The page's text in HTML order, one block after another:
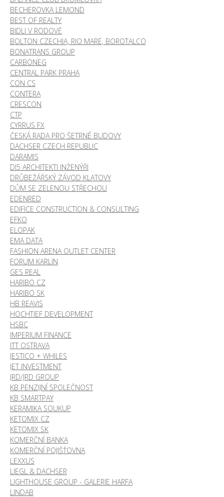
BECHEROVKA LEMOND
BEST OF REALTY
BIDLI V RODOVĚ
BOLTON CZECHIA, RIO MARE, BOROTALCO
BONATRANS GROUP
CARBONEG
CENTRAL PARK PRAHA
CON CS
CONTERA
CRESCON
CTP
CYRRUS FX
ČESKÁ RADA PRO ŠETRNÉ BUDOVY
DACHSER CZECH REPUBLIC
DARAMIS
DI5 ARCHITEKTI INŽENÝŘI
DRŮBEŽÁŘSKÝ ZÁVOD KLATOVY
DŮM SE ZELENOU STŘECHOU
EDENRED
EDIFICE CONSTRUCTION & CONSULTING
EFKO
ELOPAK
EMA DATA
FASHION ARENA OUTLET CENTER
FORUM KARLIN
GES REAL
HARIBO CZ
HARIBO SK
HB REAVIS
HOCHTIEF DEVELOPMENT
HSBC
IMPERIUM FINANCE
ITT OSTRAVA
JESTICO + WHILES
JET INVESTMENT
JRD/JRD GROUP
KB PENZIJNÍ SPOLEČNOST
KB SMARTPAY
KERAMIKA SOUKUP
KETOMIX CZ
KETOMIX SK
KOMERČNÍ BANKA
KOMERČNÍ POJIŠŤOVNA
LEXXUS
LIEGL & DACHSER
LIGHTHOUSE GROUP - GALERIE HARFA
LINDAB